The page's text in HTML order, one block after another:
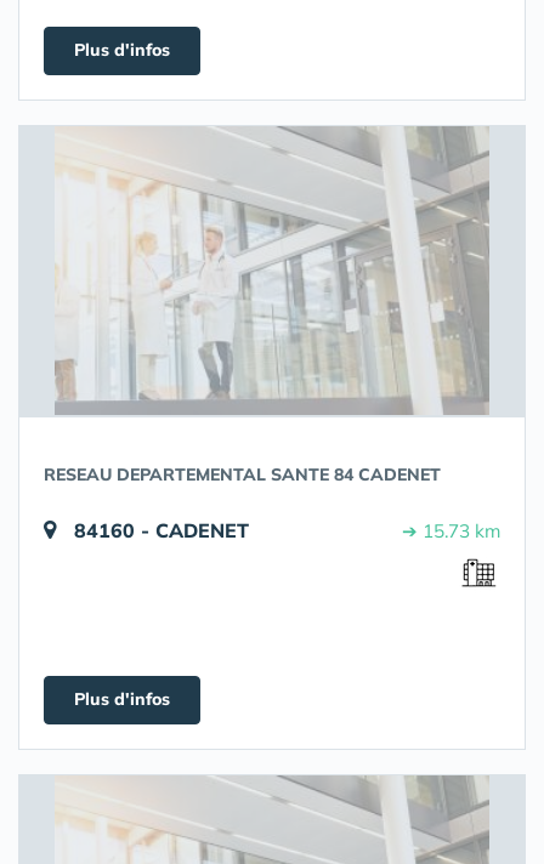
Plus d'infos
RESEAU DEPARTEMENTAL SANTE 84 CADENET
84160 - CADENET ➔ 15.73 km
Plus d'infos